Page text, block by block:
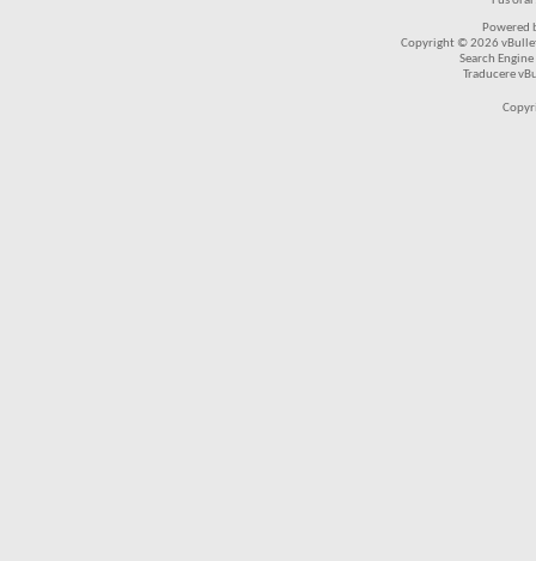
Powered
Copyright © 2026
Search
Traducere